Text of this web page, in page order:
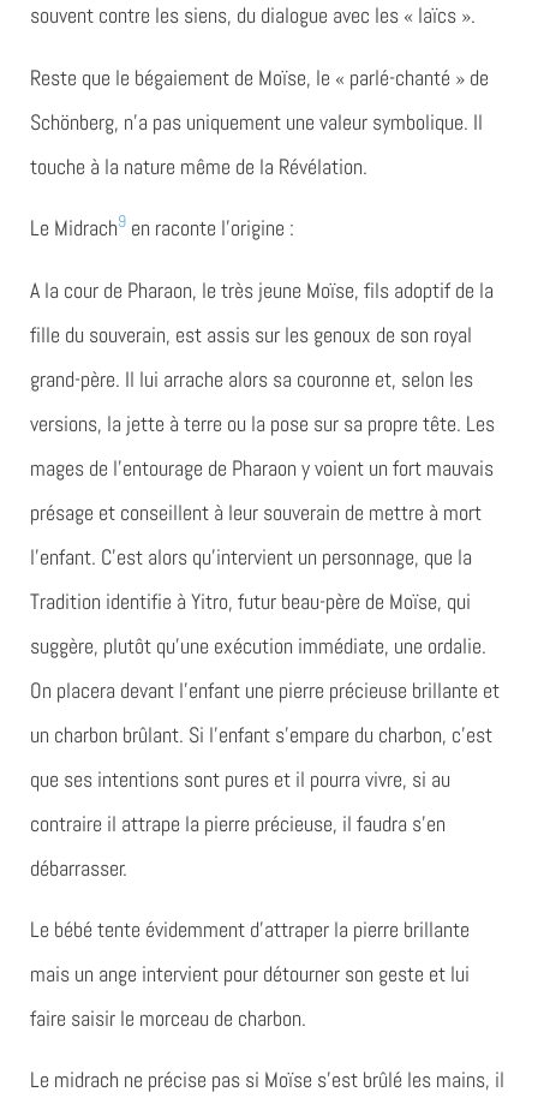
souvent contre les siens, du dialogue avec les « laïcs ».
Reste que le bégaiement de Moïse, le « parlé-chanté » de
Schönberg, n’a pas uniquement une valeur symbolique. Il
touche à la nature même de la Révélation.
Le Midrach9 en raconte l’origine :
A la cour de Pharaon, le très jeune Moïse, fils adoptif de la
fille du souverain, est assis sur les genoux de son royal
grand-père. Il lui arrache alors sa couronne et, selon les
versions, la jette à terre ou la pose sur sa propre tête. Les
mages de l’entourage de Pharaon y voient un fort mauvais
présage et conseillent à leur souverain de mettre à mort
l’enfant. C’est alors qu’intervient un personnage, que la
Tradition identifie à Yitro, futur beau-père de Moïse, qui
suggère, plutôt qu’une exécution immédiate, une ordalie.
On placera devant l’enfant une pierre précieuse brillante et
un charbon brûlant. Si l’enfant s’empare du charbon, c’est
que ses intentions sont pures et il pourra vivre, si au
contraire il attrape la pierre précieuse, il faudra s’en
débarrasser.
Le bébé tente évidemment d’attraper la pierre brillante
mais un ange intervient pour détourner son geste et lui
faire saisir le morceau de charbon.
Le midrach ne précise pas si Moïse s’est brûlé les mains, il